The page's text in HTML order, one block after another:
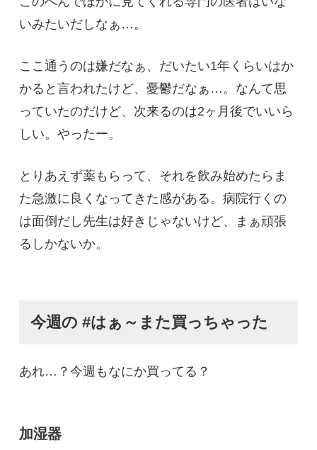
いみたいだしなぁ…。
ここ通うのは嫌だなぁ、だいたい1年くらいはか
かると言われたけど、憂鬱だなぁ…。なんて思
っていたのだけど、次来るのは2ヶ月後でいいら
しい。やったー。
とりあえず薬もらって、それを飲み始めたらま
た急激に良くなってきた感がある。病院行くの
は面倒だし先生は好きじゃないけど、まぁ頑張
るしかないか。
今週の #はぁ～また買っちゃった
あれ…？今週もなにか買ってる？
加湿器